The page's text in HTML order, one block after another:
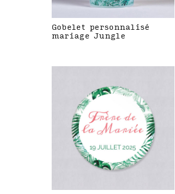
Gobelet personnalisé
mariage Jungle